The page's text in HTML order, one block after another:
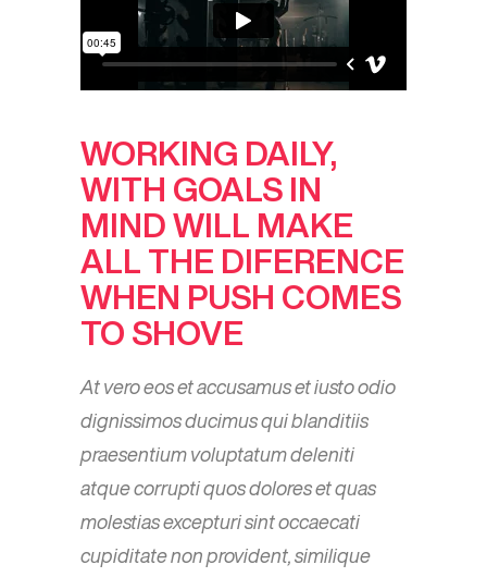
WORKING DAILY,
WITH GOALS IN
MIND WILL MAKE
ALL THE DIFERENCE
WHEN PUSH COMES
TO SHOVE
At vero eos et accusamus et iusto odio
dignissimos ducimus qui blanditiis
praesentium voluptatum deleniti
atque corrupti quos dolores et quas
molestias excepturi sint occaecati
cupiditate non provident, similique